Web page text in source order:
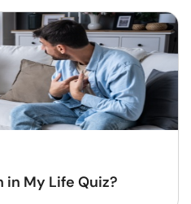
in My Life Quiz?